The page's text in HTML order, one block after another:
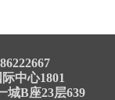
中心1801
城B座23层639